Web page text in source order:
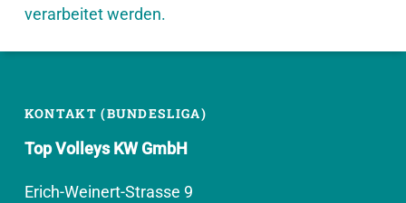
verarbeitet werden.
KONTAKT (BUNDESLIGA)
Top Volleys KW GmbH
Erich-Weinert-Strasse 9